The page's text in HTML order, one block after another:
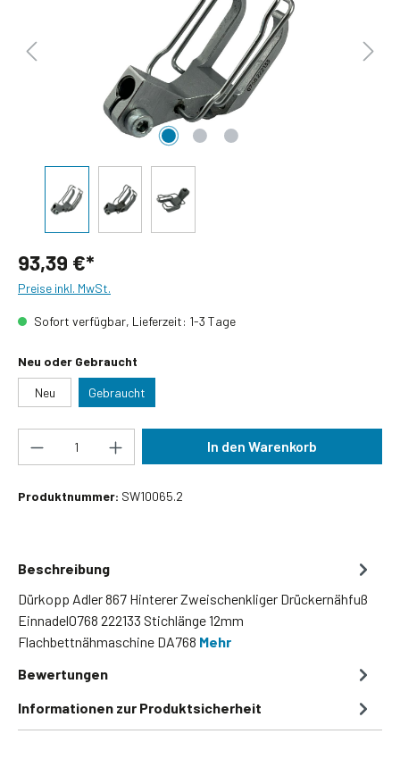
93,39 €*
Preise inkl. MwSt.
Sofort verfügbar, Lieferzeit: 1-3 Tage
Neu oder Gebraucht
Neu Gebraucht
Produkt Anzahl: Gib den gewünschten Wert
In den Warenkorb
Produktnummer: SW10065.2
Beschreibung
Dürkopp Adler 867 Hinterer Zweischenkliger Drückernähfuß
Einnadel0768 222133 Stichlänge 12mm
Flachbettnähmaschine DA768 Mehr
Bewertungen
Informationen zur Produktsicherheit